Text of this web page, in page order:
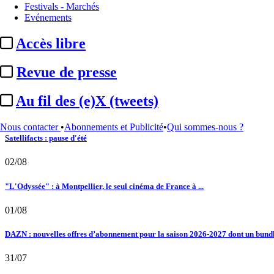
Festivals - Marchés
Evénements
Accès libre
Revue de presse
Au fil des (e)X (tweets)
Nous contacter •Abonnements et Publicité•Qui sommes-nous ?
09/12/2021
A la UneCSA :Netflix, Disney+, Prime Video et Apple App - ...
12/12/2024
Le fil actu
02/08
Satellifacts : pause d'été
02/08
"L'Odyssée" : à Montpellier, le seul cinéma de France à ...
01/08
DAZN : nouvelles offres d’abonnement pour la saison 2026-2027 dont un
31/07